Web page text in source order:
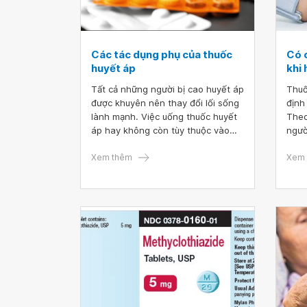
Các tác dụng phụ của thuốc
huyết áp
Tất cả những người bị cao huyết áp
được khuyên nên thay đổi lối sống
lành mạnh. Việc uống thuốc huyết
áp hay không còn tùy thuộc vào
triển các vấn đề như đau tim hoặc
cũng tiềm tàng nguy cơ gặp phải
tác dụng phụ.
Xem thêm
Có
khi
định
Xem